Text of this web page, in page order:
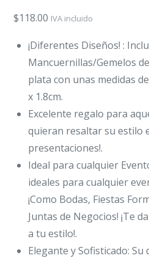
$118.00 IVA incluido
¡Diferentes Diseños! :
Mancuernillas/Gemelos
plata con unas medidas
x 1.8cm.
Excelente regalo para
quieran resaltar su estilo
presentaciones!.
Ideal para cualquier
ideales para cualquier
¡Como Bodas, Fiestas
Juntas de Negocios! ¡Te
a tu estilo!.
Elegante y Sofisticado: Su